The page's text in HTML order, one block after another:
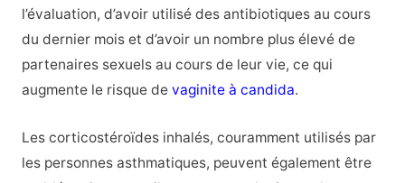
l’évaluation, d’avoir utilisé des antibiotiques au cours
du dernier mois et d’avoir un nombre plus élevé de
partenaires sexuels au cours de leur vie, ce qui
augmente le risque de vaginite à candida.
Les corticostéroïdes inhalés, couramment utilisés par
les personnes asthmatiques, peuvent également être